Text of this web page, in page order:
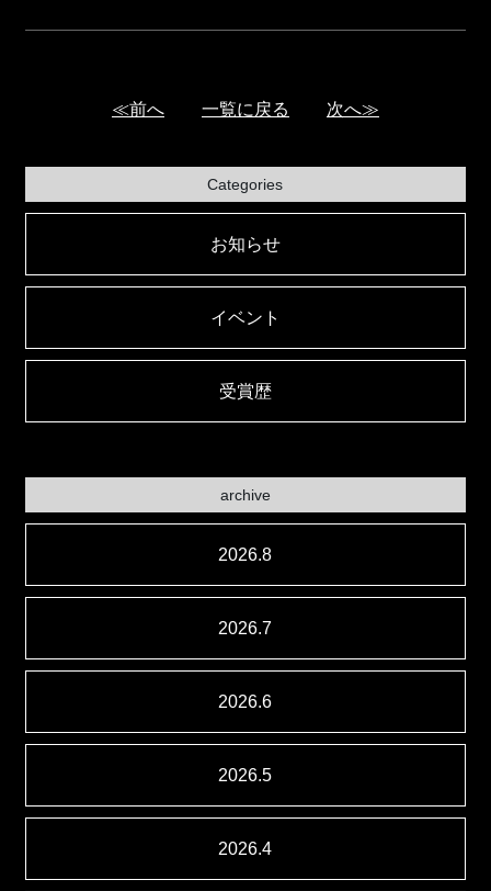
≪前へ 一覧に戻る 次へ≫
Categories
お知らせ
イベント
受賞歴
archive
2026.8
2026.7
2026.6
2026.5
2026.4